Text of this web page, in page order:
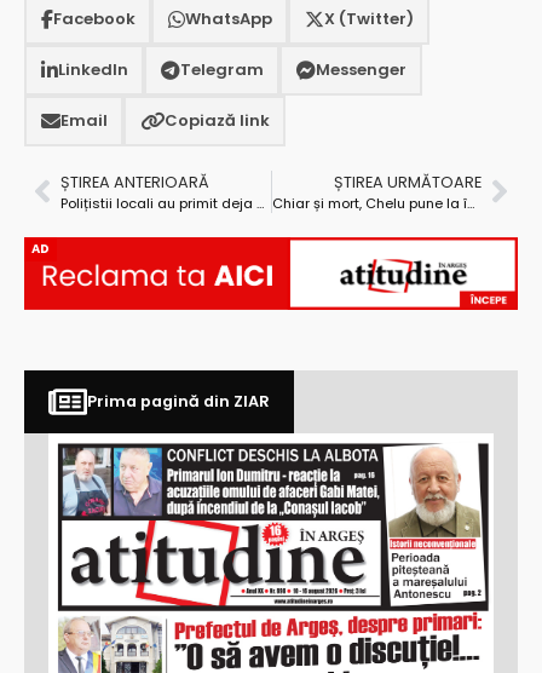
Facebook WhatsApp X (Twitter)
LinkedIn Telegram Messenger
Email Copiază link
ȘTIREA ANTERIOARĂ
Polițistii locali au primit deja colindători
ȘTIREA URMĂTOARE
Chiar și mort, Chelu pune la încercare nervii firmelor din Argeș!
AD
Prima pagină din ZIAR